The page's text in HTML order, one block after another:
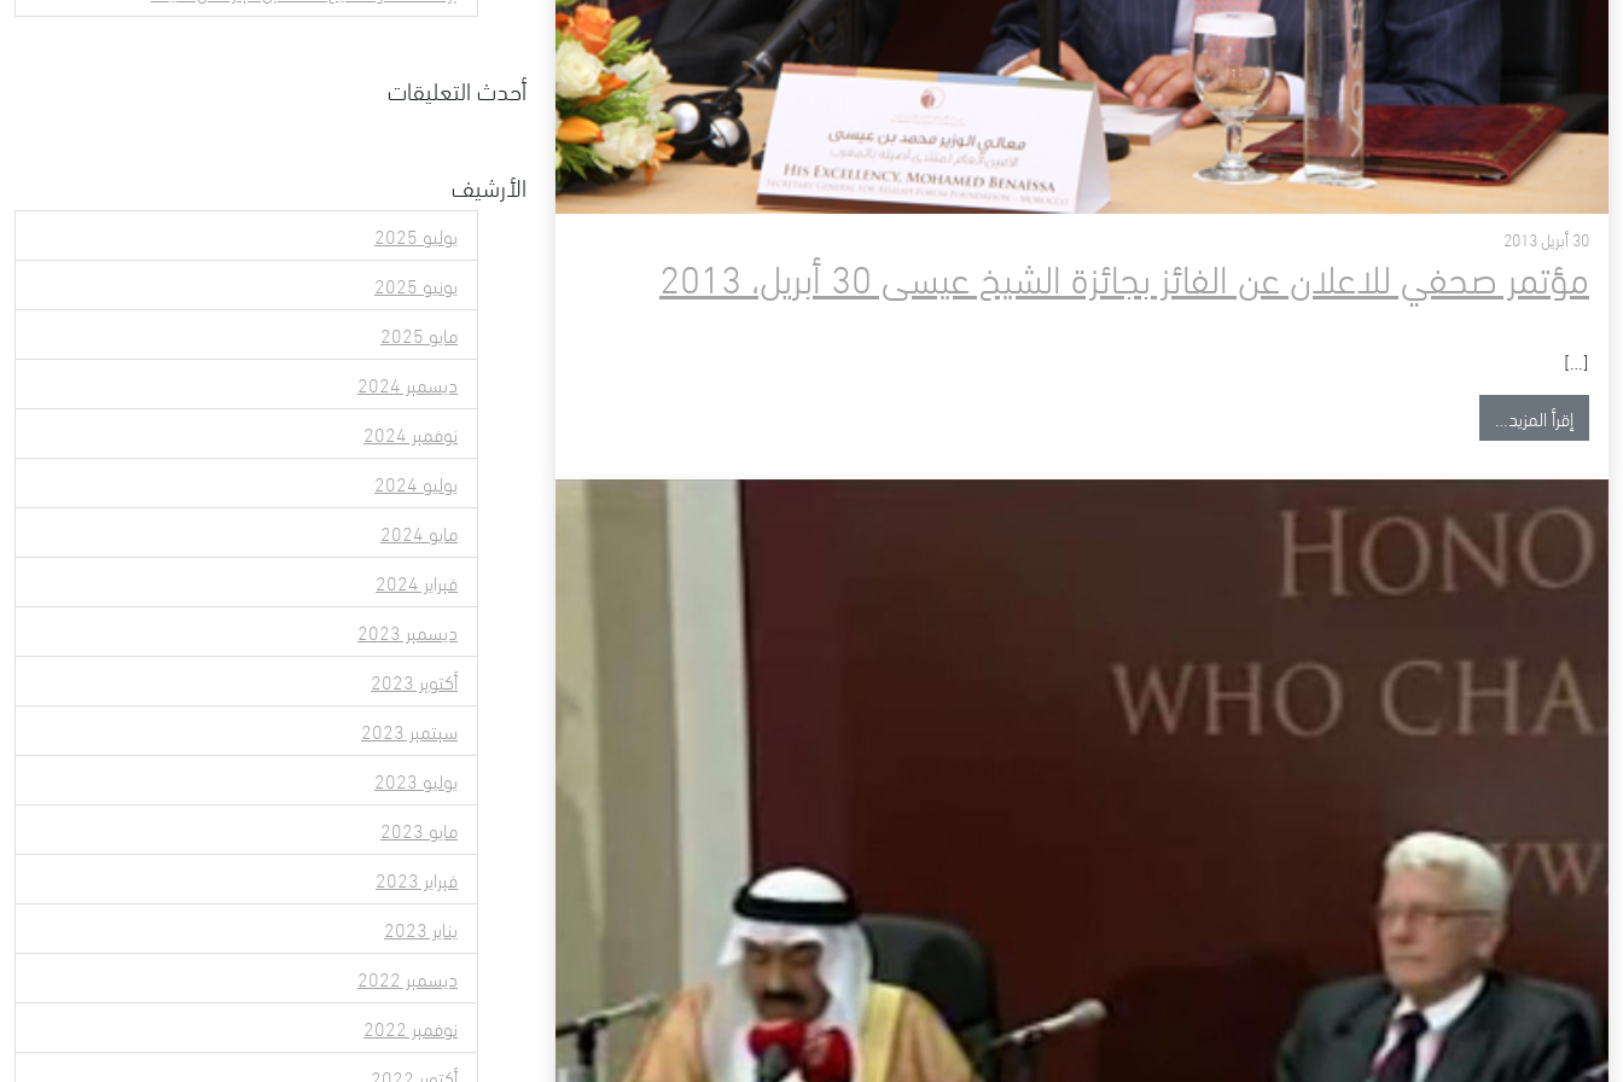
30 أبريل 2013
مؤتمر صحفي للاعلان عن الفائز بجائزة الشيخ عيسى 30 أبريل، 2013
[…]
إقرأ المزيد…
أحدث التعليقات
الأرشيف
يوليو 2025
يونيو 2025
مايو 2025
ديسمبر 2024
نوفمبر 2024
يوليو 2024
مايو 2024
فبراير 2024
ديسمبر 2023
أكتوبر 2023
سبتمبر 2023
يوليو 2023
مايو 2023
فبراير 2023
يناير 2023
ديسمبر 2022
نوفمبر 2022